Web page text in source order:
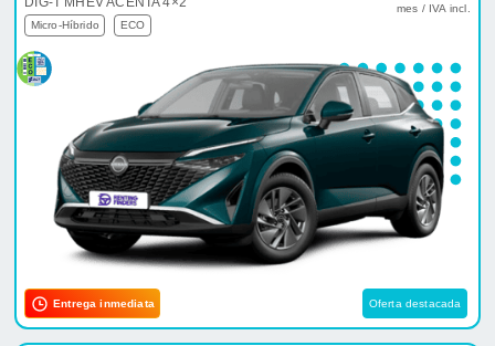
Micro-Híbrido ECO
mes / IVA incl.
Entrega inmediata Oferta destacada